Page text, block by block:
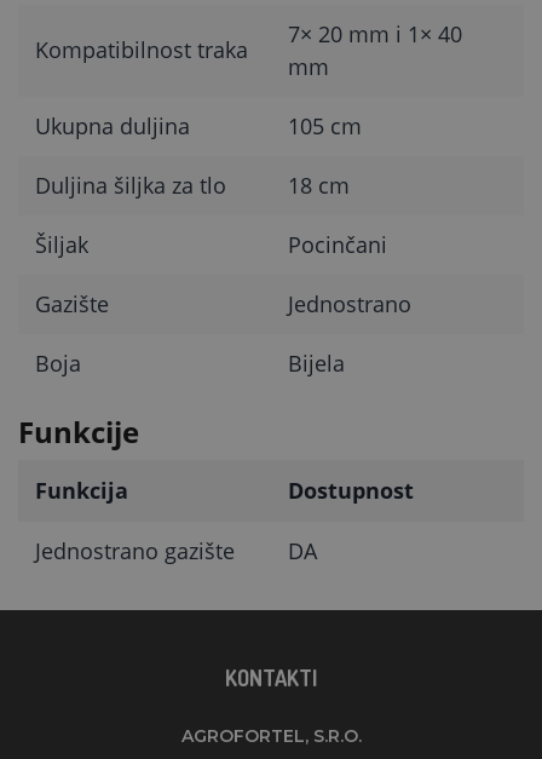
Kompatibilnost traka
7× 20 mm i 1× 40
mm
Ukupna duljina 105 cm
Duljina šiljka za tlo 18 cm
Šiljak Pocinčani
Gazište Jednostrano
Boja Bijela
Funkcije
Funkcija Dostupnost
Jednostrano gazište DA
KONTAKTI
AGROFORTEL, S.R.O.